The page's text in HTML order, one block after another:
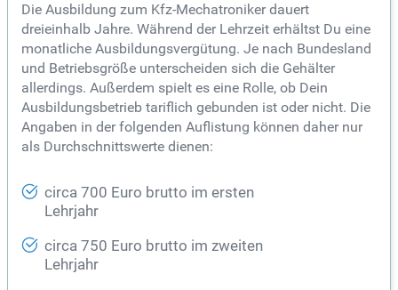
Die Ausbildung zum Kfz-Mechatroniker dauert
dreieinhalb Jahre. Während der Lehrzeit erhältst Du eine
monatliche Ausbildungsvergütung. Je nach Bundesland
und Betriebsgröße unterscheiden sich die Gehälter
allerdings. Außerdem spielt es eine Rolle, ob Dein
Ausbildungsbetrieb tariflich gebunden ist oder nicht. Die
Angaben in der folgenden Auflistung können daher nur
als Durchschnittswerte dienen:
circa 700 Euro brutto im ersten
Lehrjahr
circa 750 Euro brutto im zweiten
Lehrjahr